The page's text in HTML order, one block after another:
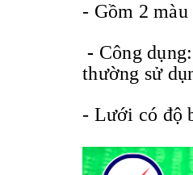
- Gồm 2
- Công
thường sử
- Lưới có độ